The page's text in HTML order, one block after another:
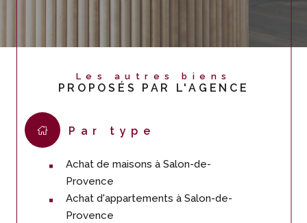
Les autres biens
PROPOSÉS PAR L'AGENCE
Par type
Achat de maisons à Salon-de-
Provence
Achat d'appartements à Salon-de-
Provence